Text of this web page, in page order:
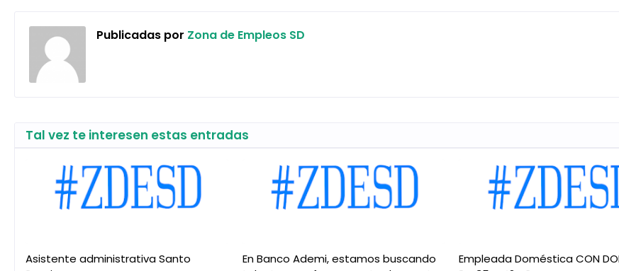
Publicadas por Zona de Empleos SD
Tal vez te interesen estas entradas
Asistente administrativa Santo
En Banco Ademi, estamos buscando
Empleada Doméstica CON